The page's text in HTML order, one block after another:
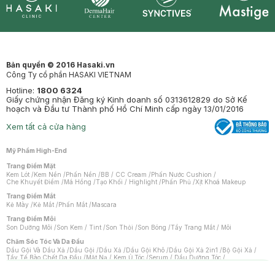
Bản quyền © 2016 Hasaki.vn
Công Ty cổ phần HASAKI VIETNAM
Hotline: 1800 6324
Giấy chứng nhận Đăng ký Kinh doanh số 0313612829 do Sở Kế
hoạch và Đầu tư Thành phố Hồ Chí Minh cấp ngày 13/01/2016
Xem tất cả cửa hàng
Mỹ Phẩm High-End
Trang Điểm Mặt
Kem Lót /Kem Nền /Phấn Nền /BB / CC Cream /Phấn Nước Cushion /
Che Khuyết Điểm /Má Hồng /Tạo Khối / Highlight /Phấn Phủ /Xịt Khoá Makeup
Trang Điểm Mắt
Kẻ Mày /Kẻ Mắt /Phấn Mắt /Mascara
Trang Điểm Môi
Son Dưỡng Môi /Son Kem / Tint /Son Thỏi /Son Bóng /Tẩy Trang Mắt / Môi
Chăm Sóc Tóc Và Da Đầu
Dầu Gội Và Dầu Xả /Dầu Gội /Dầu Xả /Dầu Gội Khô /Dầu Gội Xả 2in1 /Bộ Gội Xả /
Tẩy Tế Bào Chết Da Đầu /Mặt Nạ / Kem Ủ Tóc /Serum / Dầu Dưỡng Tóc /